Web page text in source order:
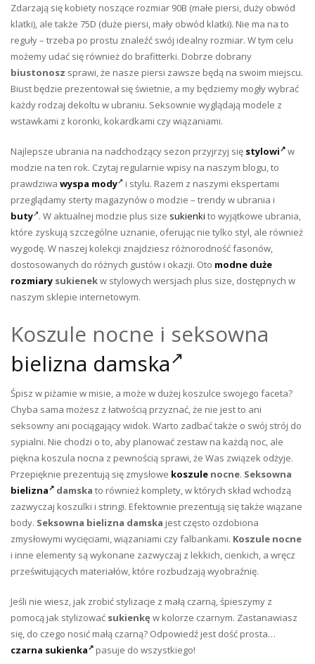
Zdarzają się kobiety noszące rozmiar 90B (małe piersi, duży obwód
klatki), ale także 75D (duże piersi, mały obwód klatki). Nie ma na to
reguły – trzeba po prostu znaleźć swój idealny rozmiar. W tym celu
możemy udać się również do brafitterki. Dobrze dobrany
biustonosz sprawi, że nasze piersi zawsze będą na swoim miejscu.
Biust będzie prezentował się świetnie, a my będziemy mogły wybrać
każdy rodzaj dekoltu w ubraniu. Seksownie wyglądają modele z
wstawkami z koronki, kokardkami czy wiązaniami.
Najlepsze ubrania na nadchodzący sezon przyjrzyj się stylowi
w
modzie na ten rok. Czytaj regularnie wpisy na naszym blogu, to
prawdziwa wyspa mody
i stylu. Razem z naszymi ekspertami
przeglądamy sterty magazynów o modzie – trendy w ubrania i
buty . W aktualnej modzie plus size sukienki to wyjątkowe ubrania,
które zyskują szczególne uznanie, oferując nie tylko styl, ale również
wygodę. W naszej kolekcji znajdziesz różnorodność fasonów,
dostosowanych do różnych gustów i okazji. Oto modne duże
rozmiary sukienekw stylowych wersjach plus size, dostępnych w
naszym sklepie internetowym.
Koszule nocne i seksowna
bielizna damska
Śpisz w piżamie w misie, a może w dużej koszulce swojego faceta?
Chyba sama możesz z łatwością przyznać, że nie jest to ani
seksowny ani pociągający widok. Warto zadbać także o swój strój do
sypialni. Nie chodzi o to, aby planować zestaw na każdą noc, ale
piękna koszula nocna z pewnością sprawi, że Was związek odżyje.
Przepięknie prezentują się zmysłowe koszule nocne. Seksowna
bielizna
damska to również komplety, w których skład wchodzą
zazwyczaj koszulki i stringi. Efektownie prezentują się także wiązane
body. Seksowna bielizna damska jest często ozdobiona
zmysłowymi wycięciami, wiązaniami czy falbankami. Koszule nocne
i inne elementy są wykonane zazwyczaj z lekkich, cienkich, a wręcz
prześwitujących materiałów, które rozbudzają wyobraźnię.
Jeśli nie wiesz, jak zrobić stylizacje z małą czarną, śpieszymy z
pomocą jak stylizować sukienkę w kolorze czarnym. Zastanawiasz
się, do czego nosić małą czarną? Odpowiedź jest dość prosta…
czarna sukienka
pasuje do wszystkiego!